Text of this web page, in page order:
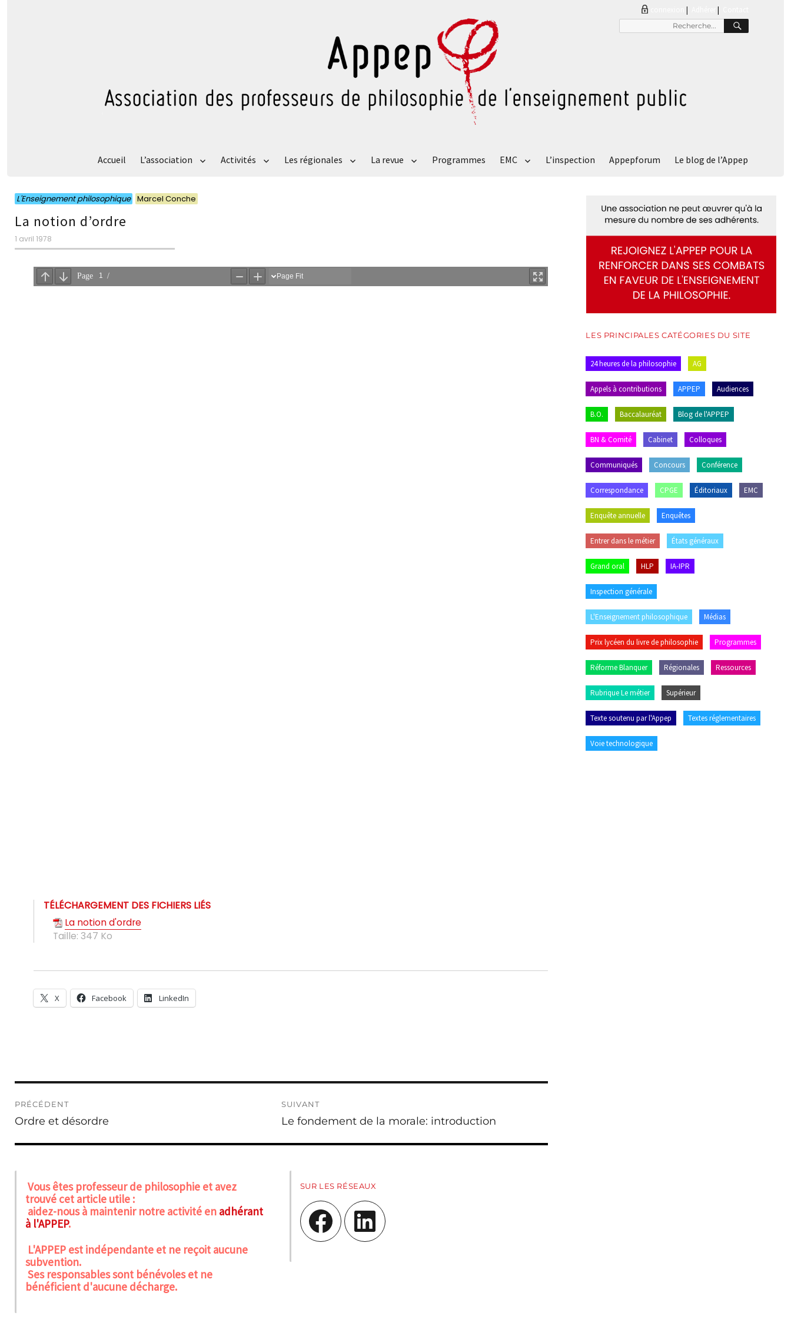
|
pour
Accueil L’association Activités Les régionales La revue Programmes EMC L’inspection Appepforum Le blog de l’Appep
L'Enseignement philosophique Marcel Conche
La notion d’ordre
Publié
le
1 avril 1978
TÉLÉCHARGEMENT DES FICHIERS LIÉS
La notion d'ordre
Taille: 347 Ko
X Facebook LinkedIn
de
l’article
PRÉCÉDENT
Publication
Ordre et désordre
SUIVANT
Publication
Le fondement de la morale: introduction
Vous êtes professeur de philosophie et avez
trouvé cet article utile :
aidez-nous à maintenir notre activité en adhérant
à l'APPEP.
L'APPEP est indépendante et ne reçoit aucune
subvention.
Ses responsables sont bénévoles et ne
bénéficient d'aucune décharge.
SUR LES RÉSEAUX
Facebook LinkedIn
LES PRINCIPALES CATÉGORIES DU SITE
24 heures de la philosophie AG
Appels à contributions APPEP Audiences
B.O. Baccalauréat Blog de l'APPEP
BN & Comité Cabinet Colloques
Communiqués Concours Conférence
Correspondance CPGE Éditoriaux EMC
Enquête annuelle Enquêtes
Entrer dans le métier États généraux
Grand oral HLP IA-IPR
Inspection générale
L'Enseignement philosophique Médias
Prix lycéen du livre de philosophie Programmes
Réforme Blanquer Régionales Ressources
Rubrique Le métier Supérieur
Texte soutenu par l'Appep Textes réglementaires
Voie technologique